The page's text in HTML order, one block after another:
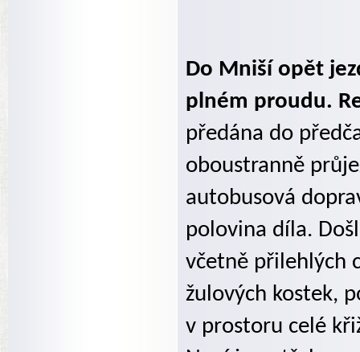
Do Mniší opět
plném proudu.
předána do
oboustranně
autobusová
polovina díla.
včetně přilehlých
žulových kostek,
v prostoru celé